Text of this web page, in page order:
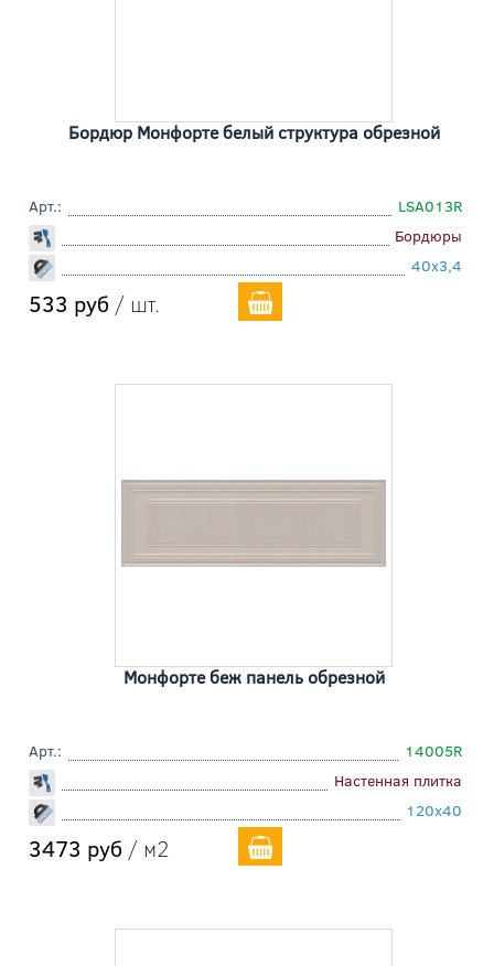
Бордюр Монфорте белый структура обрезной
Арт.:
LSA013R
Бордюры
40x3,4
533 руб / шт.
Монфорте беж панель обрезной
Арт.:
14005R
Настенная плитка
120x40
3473 руб / м2